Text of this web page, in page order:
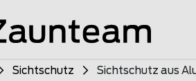
Sichtschutz Sichtschutz aus